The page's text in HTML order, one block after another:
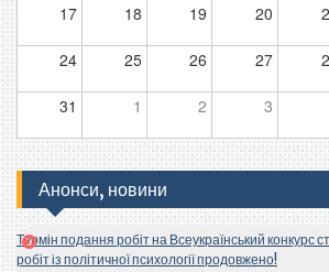
17 18 19 20
24 25 26 27
31 1 2 3
Анонси, новини
Термін подання робіт на Всеукраїнський конкурс
робіт із політичної психології продовжено!